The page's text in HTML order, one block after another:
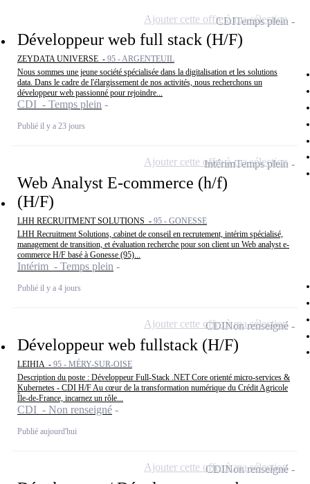
Développeur web full stack (H/F)
ZEYDATA UNIVERSE - 95 - ARGENTEUIL
Nous sommes une jeune société spécialisée dans la digitalisation et les solutions
data. Dans le cadre de l'élargissement de nos activités, nous recherchons un
développeur web passionné pour rejoindre...
CDI - Temps plein
Publié il y a 23 jours
CDITemps plein
Ajouter cette offre à ma sélection
Web Analyst E-commerce (h/f)
(H/F)
LHH RECRUITMENT SOLUTIONS - 95 - GONESSE
LHH Recruitment Solutions, cabinet de conseil en recrutement, intérim spécialisé,
management de transition, et évaluation recherche pour son client un Web analyst e-
commerce H/F basé à Gonesse (95)...
Intérim - Temps plein
Publié il y a 4 jours
IntérimTemps plein
Ajouter cette offre à ma sélection
Développeur web fullstack (H/F)
LEIHIA - 95 - MÉRY-SUR-OISE
Description du poste : Développeur Full-Stack .NET Core orienté micro-services &
Kubernetes - CDI H/F Au cœur de la transformation numérique du Crédit Agricole
Île-de-France, incarnez un rôle...
CDI - Non renseigné
Publié aujourd'hui
CDINon renseigné
Ajouter cette offre à ma sélection
CDINon renseigné
Ajouter cette offre à ma sélection